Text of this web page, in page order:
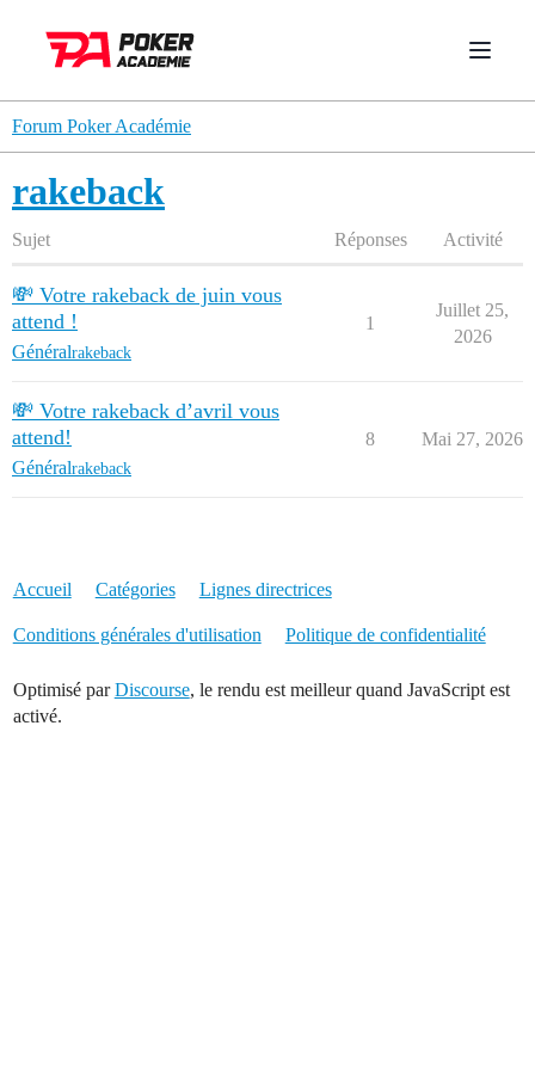
Forum Poker Académie
rakeback
Sujet Réponses Activité
💸 Votre rakeback de juin vous
attend !
Généralrakeback
1
Juillet 25,
2026
💸 Votre rakeback d’avril vous
attend!
Généralrakeback
8 Mai 27, 2026
Accueil Catégories Lignes directrices
Conditions générales d'utilisation Politique de confidentialité
Optimisé parDiscourse, le rendu est meilleur quand JavaScript est
activé.